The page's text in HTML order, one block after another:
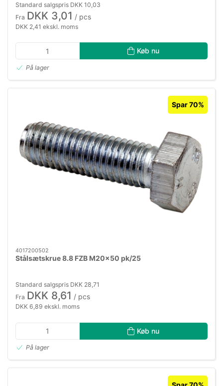
Standard salgspris DKK 10,03
Fra DKK 3,01 / pcs
DKK 2,41 ekskl. moms
Køb nu
På lager
Spar 70%
4017200502
Stålsætskrue 8.8 FZB M20×50 pk/25
Standard salgspris DKK 28,71
Fra DKK 8,61 / pcs
DKK 6,89 ekskl. moms
Køb nu
På lager